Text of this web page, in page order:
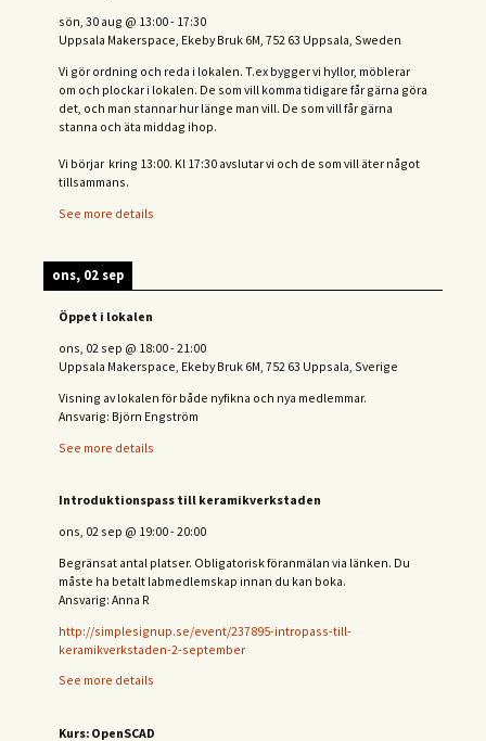
sön, 30 aug @ 13:00- 17:30
Uppsala Makerspace, Ekeby Bruk 6M, 752 63 Uppsala, Sweden
Vi gör ordning och reda i lokalen. T.ex bygger vi hyllor, möblerar
om och plockar i lokalen. De som vill komma tidigare får gärna göra
det, och man stannar hur länge man vill. De som vill får gärna
stanna och äta middag ihop.
Vi börjar kring 13:00. Kl 17:30 avslutar vi och de som vill äter något
tillsammans.
See more details
ons, 02 sep
Öppet i lokalen
ons, 02 sep @ 18:00-21:00
Uppsala Makerspace, Ekeby Bruk 6M, 752 63 Uppsala, Sverige
Visning av lokalen för både nyfikna och nya medlemmar.
Ansvarig: Björn Engström
See more details
Introduktionspass till keramikverkstaden
ons, 02 sep @ 19:00-20:00
Begränsat antal platser. Obligatorisk föranmälan via länken. Du
måste ha betalt labmedlemskap innan du kan boka.
Ansvarig: Anna R
http://simplesignup.se/event/237895-intropass-till-
keramikverkstaden-2-september
See more details
Kurs: OpenSCAD